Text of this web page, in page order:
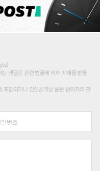
댓글은 관련 법률에 의해 제재를 받을
포함되거나 인신공격성 글은 관리자의 판